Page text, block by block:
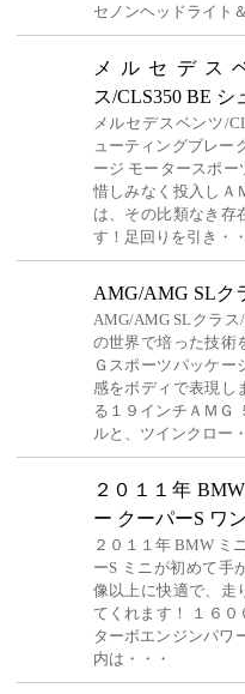
セノンヘッドライト
メルセデス
ス/CLS350 BE シ
メルセデスベンツ/
ューティングブレー
ージ モータースポ
惜しみなく投入しＡ
は、その比類なき存
す！足回りを引き・
AMG/AMG SLク
AMG/AMG SLクラ
の世界で培った技術
Ｇスポーツパッケー
感をボディで表現し
る１９インチＡＭＧ
ルと、ツインクロー
２０１１年
ー クーパーS ワ
２０１１年 BMW ミ
ーS ミニが初めて手
像以上に快適で、走
てくれます！ １６
ターボエンジンパワ
内は・・・